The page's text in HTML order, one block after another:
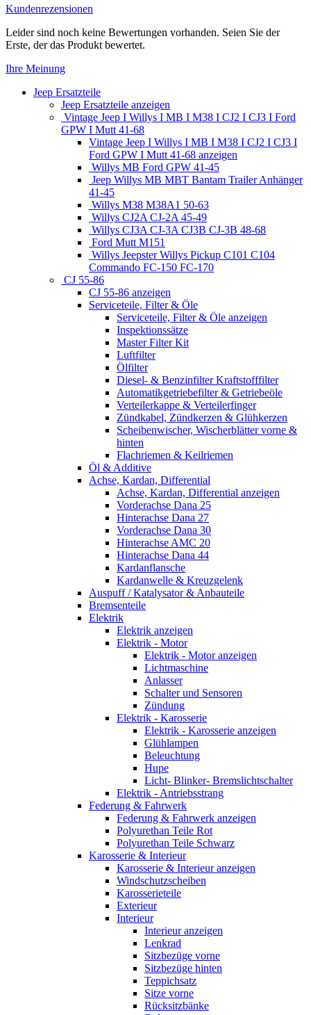
Kundenrezensionen
Leider sind noch keine Bewertungen vorhanden. Seien Sie der
Erste, der das Produkt bewertet.
Ihre Meinung
Jeep Ersatzteile
Jeep Ersatzteile anzeigen
Vintage Jeep I Willys I MB I M38 I CJ2 I CJ3 I Ford
GPW I Mutt 41-68
Vintage Jeep I Willys I MB I M38 I CJ2 I CJ3 I
Ford GPW I Mutt 41-68 anzeigen
Willys MB Ford GPW 41-45
Jeep Willys MB MBT Bantam Trailer Anhänger
41-45
Willys M38 M38A1 50-63
Willys CJ2A CJ-2A 45-49
Willys CJ3A CJ-3A CJ3B CJ-3B 48-68
Ford Mutt M151
Willys Jeepster Willys Pickup C101 C104
Commando FC-150 FC-170
CJ 55-86
CJ 55-86 anzeigen
Serviceteile, Filter & Öle
Serviceteile, Filter & Öle anzeigen
Inspektionssätze
Master Filter Kit
Luftfilter
Ölfilter
Diesel- & Benzinfilter Kraftstofffilter
Automatikgetriebefilter & Getriebeöle
Verteilerkappe & Verteilerfinger
Zündkabel, Zündkerzen & Glühkerzen
Scheibenwischer, Wischerblätter vorne &
hinten
Flachriemen & Keilriemen
Öl & Additive
Achse, Kardan, Differential
Achse, Kardan, Differential anzeigen
Vorderachse Dana 25
Hinterachse Dana 27
Vorderachse Dana 30
Hinterachse AMC 20
Hinterachse Dana 44
Kardanflansche
Kardanwelle & Kreuzgelenk
Auspuff / Katalysator & Anbauteile
Bremsenteile
Elektrik
Elektrik anzeigen
Elektrik - Motor
Elektrik - Motor anzeigen
Lichtmaschine
Anlasser
Schalter und Sensoren
Zündung
Elektrik - Karosserie
Elektrik - Karosserie anzeigen
Glühlampen
Beleuchtung
Hupe
Licht- Blinker- Bremslichtschalter
Elektrik - Antriebsstrang
Federung & Fahrwerk
Federung & Fahrwerk anzeigen
Polyurethan Teile Rot
Polyurethan Teile Schwarz
Karosserie & Interieur
Karosserie & Interieur anzeigen
Windschutzscheiben
Karosserieteile
Exterieur
Interieur
Interieur anzeigen
Lenkrad
Sitzbezüge vorne
Sitzbezüge hinten
Teppichsatz
Sitze vorne
Rücksitzbänke